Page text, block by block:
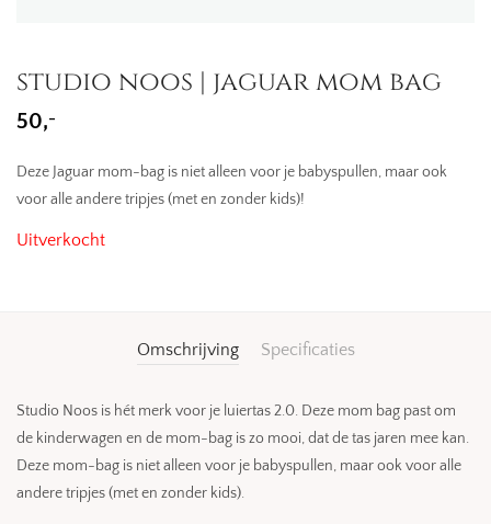
studio noos | jaguar mom bag
50,-
Deze Jaguar mom-bag is niet alleen voor je babyspullen, maar ook
voor alle andere tripjes (met en zonder kids)!
Uitverkocht
Omschrijving Specificaties
Studio Noos is hét merk voor je luiertas 2.0. Deze mom bag past om
de kinderwagen en de mom-bag is zo mooi, dat de tas jaren mee kan.
Deze mom-bag is niet alleen voor je babyspullen, maar ook voor alle
andere tripjes (met en zonder kids).